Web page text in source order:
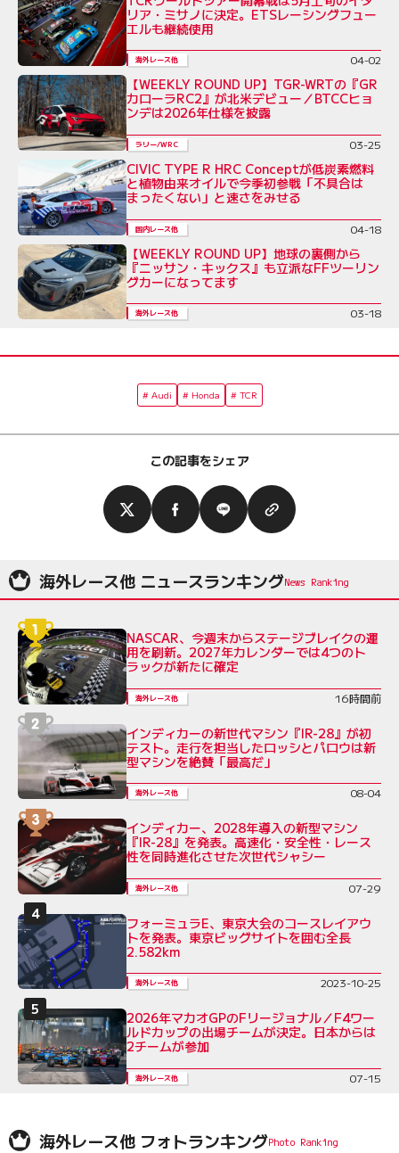
リア・ミサノに決定。ETSレーシングフュー
エルも継続使用
海外レース他 04-02
【WEEKLY ROUND UP】TGR-WRTの『GR
カローラRC2』が北米デビュー／BTCCヒョ
ンデは2026年仕様を披露
ラリー/WRC 03-25
CIVIC TYPE R HRC Conceptが低炭素燃料
と植物由来オイルで今季初参戦「不具合は
まったくない」と速さをみせる
国内レース他 04-18
【WEEKLY ROUND UP】地球の裏側から
『ニッサン・キックス』も立派なFFツーリン
グカーになってます
海外レース他 03-18
Audi Honda TCR
この記事をシェア
海外レース他 ニュースランキング
NASCAR、今週末からステージブレイクの運
用を刷新。2027年カレンダーでは4つのト
ラックが新たに確定
海外レース他 16時間前
インディカーの新世代マシン『IR-28』が初
テスト。走行を担当したロッシとパロウは新
型マシンを絶賛「最高だ」
海外レース他 08-04
インディカー、2028年導入の新型マシン
『IR-28』を発表。高速化・安全性・レース
性を同時進化させた次世代シャシー
海外レース他 07-29
フォーミュラE、東京大会のコースレイアウ
トを発表。東京ビッグサイトを囲む全長
2.582km
海外レース他 2023-10-25
2026年マカオGPのFリージョナル／F4ワー
ルドカップの出場チームが決定。日本からは
2チームが参加
海外レース他 07-15
海外レース他 フォトランキング